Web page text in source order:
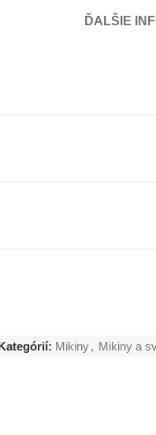
ĎALŠIE
Mikiny, Mikiny a